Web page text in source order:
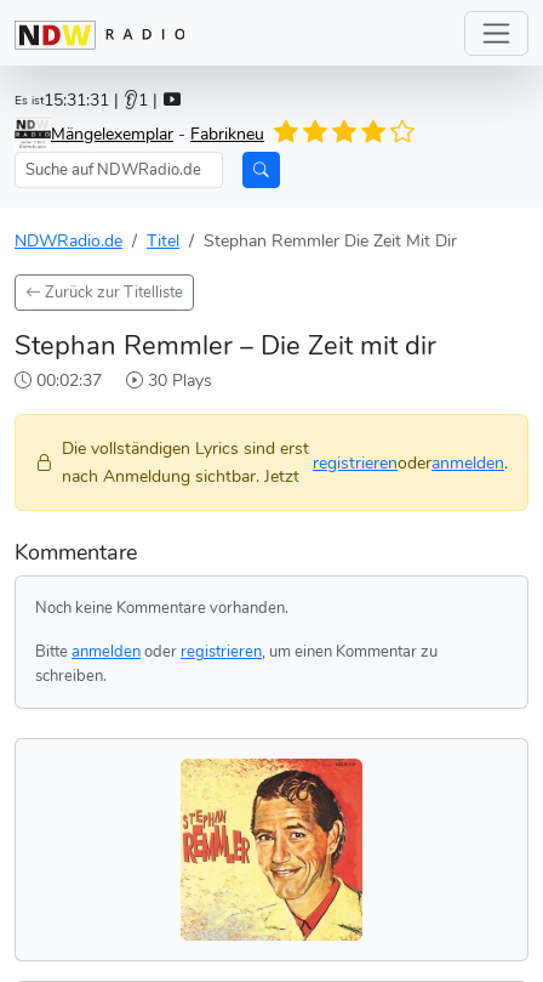
Es ist15:31:31 | 👂1 |
Mängelexemplar - Fabrikneu
NDWRadio.de Titel Stephan Remmler Die Zeit Mit Dir
Zurück zur Titelliste
Stephan Remmler – Die Zeit mit dir
00:02:37 30 Plays
Die vollständigen Lyrics sind erst
nach Anmeldung sichtbar. Jetzt
registrierenoderanmelden.
Kommentare
Noch keine Kommentare vorhanden.
Bitteanmeldenoder registrieren, um einen Kommentar zu
schreiben.